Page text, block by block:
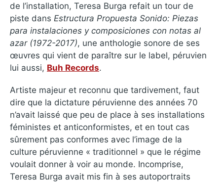
de l’installation, Teresa Burga refait un tour de
piste dans Estructura Propuesta Sonido: Piezas
para instalaciones y composiciones con notas al
azar (1972​-​2017), une anthologie sonore de ses
œuvres qui vient de paraître sur le label, péruvien
lui aussi, Buh Records.
Artiste majeur et reconnu que tardivement, faut
dire que la dictature péruvienne des années 70
n’avait laissé que peu de place à ses installations
féministes et anticonformistes, et en tout cas
sûrement pas conformes avec l’image de la
culture péruvienne « traditionnel » que le régime
voulait donner à voir au monde. Incomprise,
Teresa Burga avait mis fin à ses autoportraits